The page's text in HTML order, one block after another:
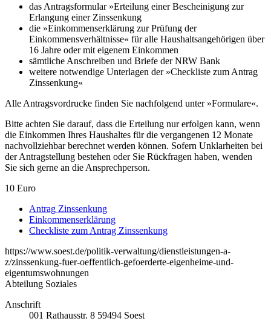
das Antragsformular »Erteilung einer Bescheinigung zur
Erlangung einer Zinssenkung
die »Einkommenserklärung zur Prüfung der
Einkommensverhältnisse« für alle Haushaltsangehörigen über
16 Jahre oder mit eigenem Einkommen
sämtliche Anschreiben und Briefe der NRW Bank
weitere notwendige Unterlagen der »Checkliste zum Antrag
Zinssenkung«
Alle Antragsvordrucke finden Sie nachfolgend unter »Formulare«.
Bitte achten Sie darauf, dass die Erteilung nur erfolgen kann, wenn
die Einkommen Ihres Haushaltes für die vergangenen 12 Monate
nachvollziehbar berechnet werden können. Sofern Unklarheiten bei
der Antragstellung bestehen oder Sie Rückfragen haben, wenden
Sie sich gerne an die Ansprechperson.
10 Euro
Antrag Zinssenkung
Einkommenserklärung
Checkliste zum Antrag Zinssenkung
https://www.soest.de/politik-verwaltung/dienstleistungen-a-
z/zinssenkung-fuer-oeffentlich-gefoerderte-eigenheime-und-
eigentumswohnungen
Abteilung Soziales
Anschrift
001 Rathausstr. 8 59494 Soest